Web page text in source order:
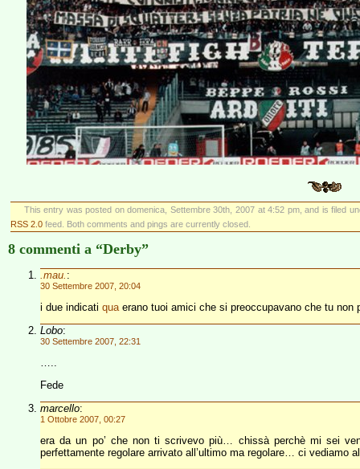
This entry was posted on domenica, Settembre 30th, 2007 at 4:52 pm, and is filed
RSS 2.0 feed. Both comments and pings are currently closed.
8 commenti a “Derby”
.mau. :
30 Settembre 2007, 20:04
i due indicati quaerano tuoi amici che si preoccupavano che tu non
Lobo:
30 Settembre 2007, 22:31
…..
Fede
marcello:
1 Ottobre 2007, 00:27
era da un po’ che non ti scrivevo più… chissà perchè mi sei
perfettamente regolare arrivato all’ultimo ma regolare… ci vediamo